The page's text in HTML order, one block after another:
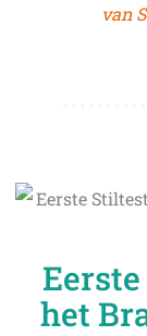
van
het